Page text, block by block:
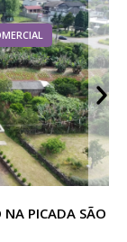
PICADA SÃO